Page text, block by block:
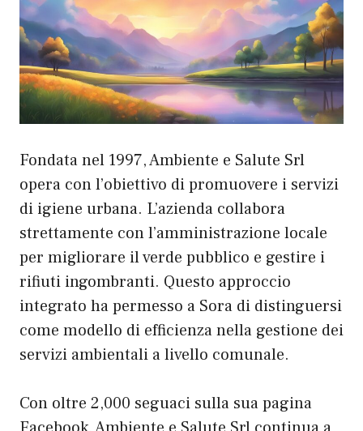
Fondata nel 1997, Ambiente e Salute Srl
opera con l’obiettivo di promuovere i servizi
di igiene urbana. L’azienda collabora
strettamente con l’amministrazione locale
per migliorare il verde pubblico e gestire i
rifiuti ingombranti. Questo approccio
integrato ha permesso a Sora di distinguersi
come modello di efficienza nella gestione dei
servizi ambientali a livello comunale.
Con oltre 2,000 seguaci sulla sua pagina